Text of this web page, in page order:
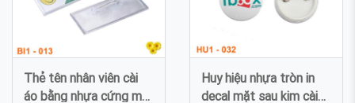
Thẻ tên nhân viên cài
áo bằng nhựa cứng mặt
Huy hiệu nhựa tròn in
decal mặt sau kim cài